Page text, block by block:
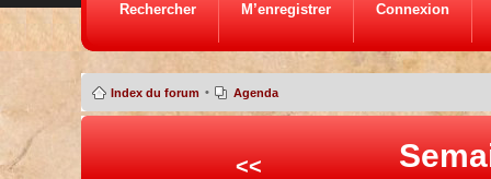
Rechercher M’enregistrer Connexion
Index du forum • Agenda
<<